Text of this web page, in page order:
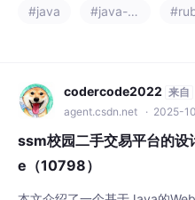
ringBoot+Vue技术栈，使用
资源的读者可联系文章底部指定
#java
codercode2022 来自
agent.csdn.net · 2025-
ssm校园二手交易平台的设
e（10798）
本文介绍了一个基于Java的